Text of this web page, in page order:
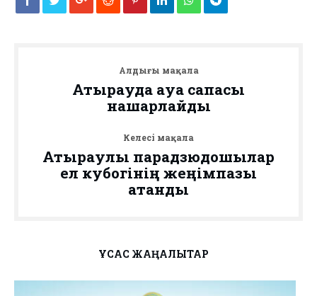
Алдыңғы мақала
Атырауда ауа сапасы
нашарлайды
Келесі мақала
Атыраулық парадзюдошылар
ел кубогінің жеңімпазы
атанды
ҰҚСАС ЖАҢАЛЫҚТАР